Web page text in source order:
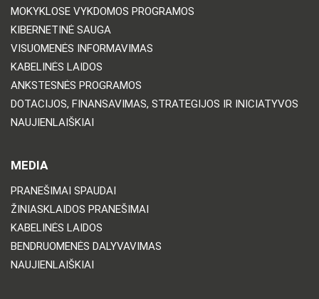
MOKYKLOSE VYKDOMOS PROGRAMOS
KIBERNETINĖ SAUGA
VISUOMENĖS INFORMAVIMAS
KABELINĖS LAIDOS
ANKSTESNĖS PROGRAMOS
DOTACIJOS, FINANSAVIMAS, STRATEGIJOS IR INICIATYVOS
NAUJIENLAIŠKIAI
MEDIA
PRANEŠIMAI SPAUDAI
ŽINIASKLAIDOS PRANEŠIMAI
KABELINĖS LAIDOS
BENDRUOMENĖS DALYVAVIMAS
NAUJIENLAIŠKIAI